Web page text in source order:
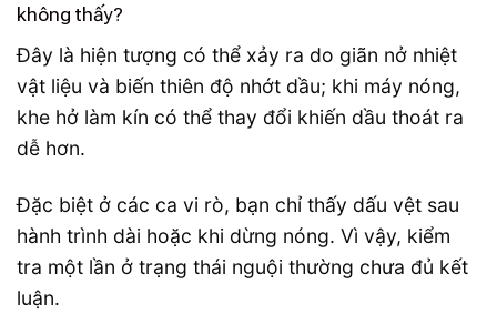
không thấy?
Đây là hiện tượng có thể xảy ra do giãn nở nhiệt
vật liệu và biến thiên độ nhớt dầu; khi máy nóng,
khe hở làm kín có thể thay đổi khiến dầu thoát ra
dễ hơn.
Đặc biệt ở các ca vi rò, bạn chỉ thấy dấu vệt sau
hành trình dài hoặc khi dừng nóng. Vì vậy, kiểm
tra một lần ở trạng thái nguội thường chưa đủ kết
luận.